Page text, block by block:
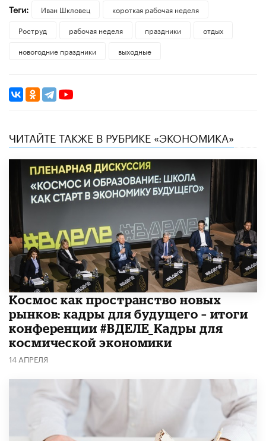
Теги: Иван Шкловец
короткая рабочая неделя
Роструд
рабочая неделя праздники
отдых
новогодние праздники
выходные
ЧИТАЙТЕ ТАКЖЕ В РУБРИКЕ «ЭКОНОМИКА»
Космос как пространство новых
рынков: кадры для будущего – итоги
конференции #ВДЕЛЕ_Кадры для
космической экономики
14 АПРЕЛЯ